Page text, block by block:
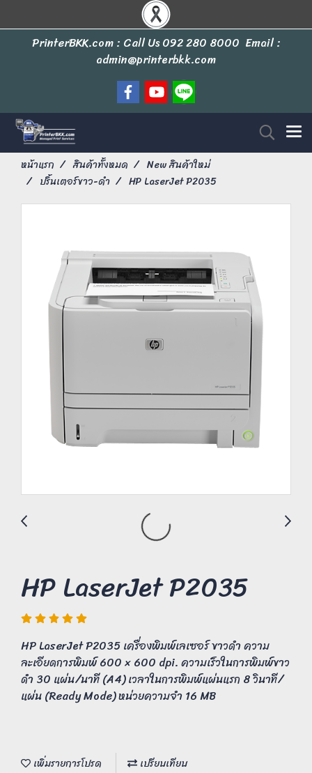
PrinterBKK.com : Call Us092 280 8000 Email :
admin@printerbkk.com
หน้าแรก สินค้าทั้งหมด
New สินค้าใหม่
ปริ้นเตอร์ขาว-ดำ
HP LaserJet P2035
HP LaserJet P2035
HP LaserJet P2035 เครื่องพิมพ์เลเซอร์ ขาวดำ ความ
ละเอียดการพิมพ์ 600 × 600 dpi. ความเร็วในการพิมพ์ขาว
ดำ 30 แผ่น/นาที (A4) เวลาในการพิมพ์แผ่นแรก 8 วินาที/
แผ่น (Ready Mode) หน่วยความจำ 16 MB
เพิ่มรายการโปรด เปรียบเทียบ